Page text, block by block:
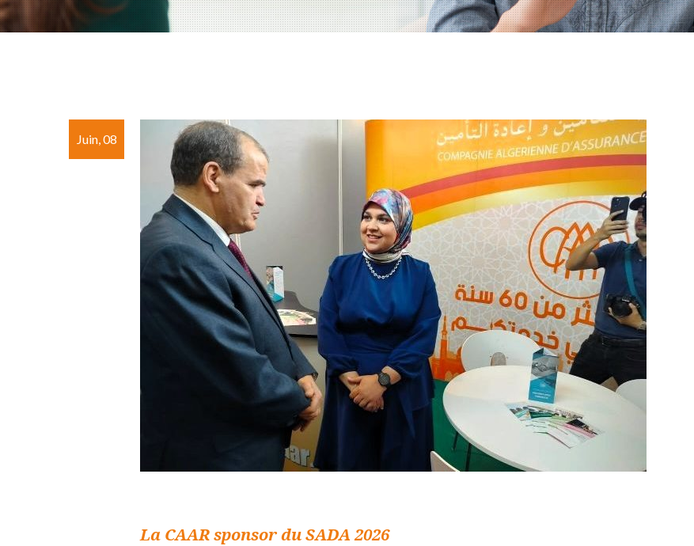
Juin, 08
La CAAR sponsor du SADA 2026